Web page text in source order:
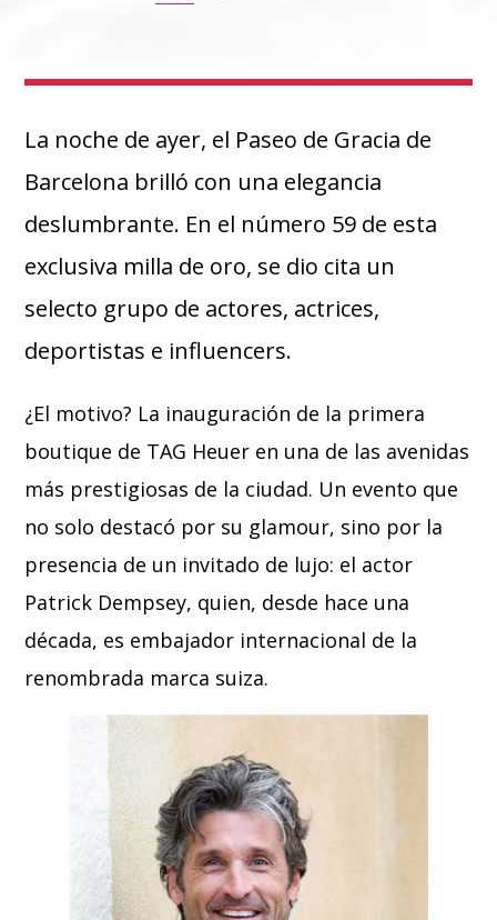
La noche de ayer, el Paseo de Gracia de
Barcelona brilló con una elegancia
deslumbrante. En el número 59 de esta
exclusiva milla de oro, se dio cita un
selecto grupo de actores, actrices,
deportistas e influencers.
¿El motivo? La inauguración de la primera
boutique de TAG Heuer en una de las avenidas
más prestigiosas de la ciudad. Un evento que
no solo destacó por su glamour, sino por la
presencia de un invitado de lujo: el actor
Patrick Dempsey, quien, desde hace una
década, es embajador internacional de la
renombrada marca suiza.